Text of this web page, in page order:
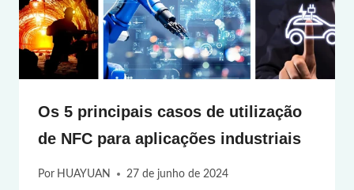
Os 5 principais casos de utilização
de NFC para aplicações industriais
Por HUAYUAN 27 de junho de 2024